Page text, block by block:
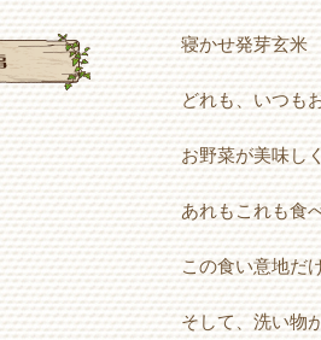
寝かせ発芽玄
どれも、いつも
お野菜が美味し
あれもこれも食
この食い意地だ
そして、洗い物